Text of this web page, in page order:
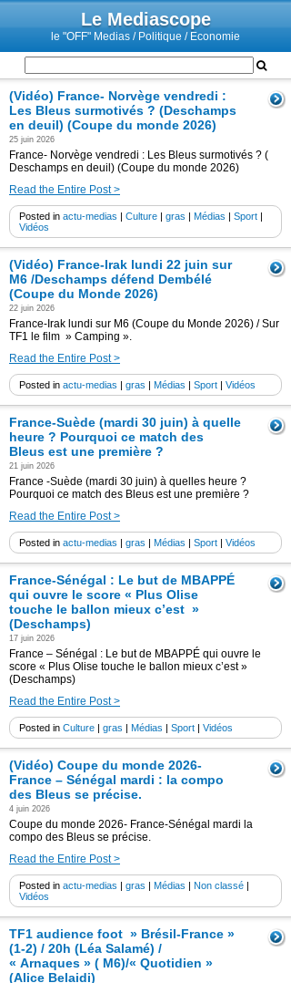
Le Mediascope
le "OFF" Medias / Politique / Economie
(Vidéo) France- Norvège vendredi :
Les Bleus surmotivés ? (Deschamps
en deuil) (Coupe du monde 2026)
25 juin 2026
France- Norvège vendredi : Les Bleus surmotivés ? (
Deschamps en deuil) (Coupe du monde 2026)
Read the Entire Post >
Posted in actu-medias | Culture | gras | Médias | Sport |
Vidéos
(Vidéo) France-Irak lundi 22 juin sur
M6 /Deschamps défend Dembélé
(Coupe du Monde 2026)
22 juin 2026
France-Irak lundi sur M6 (Coupe du Monde 2026) / Sur
TF1 le film » Camping ».
Read the Entire Post >
Posted in actu-medias | gras | Médias | Sport | Vidéos
France-Suède (mardi 30 juin) à quelle
heure ? Pourquoi ce match des
Bleus est une première ?
21 juin 2026
France -Suède (mardi 30 juin) à quelles heure ?
Pourquoi ce match des Bleus est une première ?
Read the Entire Post >
Posted in actu-medias | gras | Médias | Sport | Vidéos
France-Sénégal : Le but de MBAPPÉ
qui ouvre le score « Plus Olise
touche le ballon mieux c’est »
(Deschamps)
17 juin 2026
France – Sénégal : Le but de MBAPPÉ qui ouvre le
score « Plus Olise touche le ballon mieux c’est »
(Deschamps)
Read the Entire Post >
Posted in Culture | gras | Médias | Sport | Vidéos
(Vidéo) Coupe du monde 2026-
France – Sénégal mardi : la compo
des Bleus se précise.
4 juin 2026
Coupe du monde 2026- France-Sénégal mardi la
compo des Bleus se précise.
Read the Entire Post >
Posted in actu-medias | gras | Médias | Non classé |
Vidéos
TF1 audience foot » Brésil-France »
(1-2) / 20h (Léa Salamé) /
« Arnaques » ( M6)/« Quotidien »
(Alice Belaidi)